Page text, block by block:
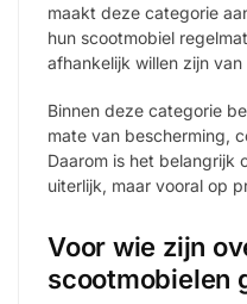
maakt deze categorie
hun scootmobiel
afhankelijk willen zijn van
Binnen deze categorie
mate van bescherming,
Daarom is het belangrijk
uiterlijk, maar vooral op
Voor wie zijn
scootmobielen